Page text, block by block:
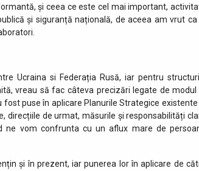
și ceea ce este cel mai important,
și siguranță națională, de aceea am vrut ca
Ucraina si Federația Rusă, iar pentru
vreau să fac câteva precizări legate de modul
puse în aplicare Planurile Strategice existente
direcțiile de urmat, măsurile și responsabilități
vom confrunta cu un aflux mare de
și în prezent, iar punerea lor în aplicare de